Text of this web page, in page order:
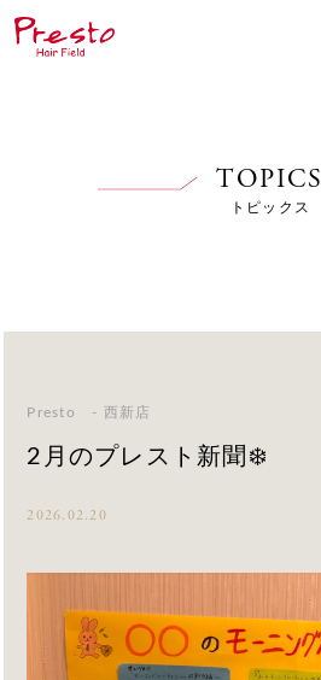
TOPICS
トピックス
Presto - 西新店
2月のプレスト新聞❄️
2026.02.20